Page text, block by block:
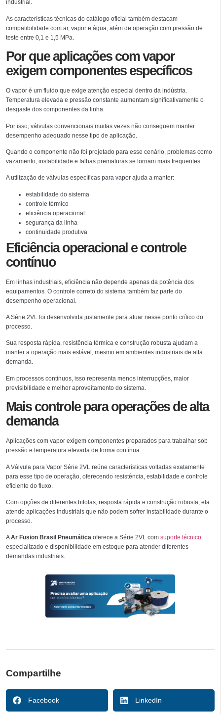
industrial.
As características técnicas do catálogo oficial também destacam
compatibilidade com ar, vapor e água, além de operação com pressão de
teste entre 0,1 e 1,5 MPa.
Por que aplicações com vapor
exigem componentes específicos
O vapor é um fluido que exige atenção especial dentro da indústria.
Temperatura elevada e pressão constante aumentam significativamente o
desgaste dos componentes da linha.
Por isso, válvulas convencionais muitas vezes não conseguem manter
desempenho adequado nesse tipo de aplicação.
Quando o componente não foi projetado para esse cenário, problemas como
vazamento, instabilidade e falhas prematuras se tornam mais frequentes.
A utilização de válvulas específicas para vapor ajuda a manter:
estabilidade do sistema
controle térmico
eficiência operacional
segurança da linha
continuidade produtiva
Eficiência operacional e controle
contínuo
Em linhas industriais, eficiência não depende apenas da potência dos
equipamentos. O controle correto do sistema também faz parte do
desempenho operacional.
A Série 2VL foi desenvolvida justamente para atuar nesse ponto crítico do
processo.
Sua resposta rápida, resistência térmica e construção robusta ajudam a
manter a operação mais estável, mesmo em ambientes industriais de alta
demanda.
Em processos contínuos, isso representa menos interrupções, maior
previsibilidade e melhor aproveitamento do sistema.
Mais controle para operações de alta
demanda
Aplicações com vapor exigem componentes preparados para trabalhar sob
pressão e temperatura elevada de forma contínua.
A Válvula para Vapor Série 2VL reúne características voltadas exatamente
para esse tipo de operação, oferecendo resistência, estabilidade e controle
eficiente do fluxo.
Com opções de diferentes bitolas, resposta rápida e construção robusta, ela
atende aplicações industriais que não podem sofrer instabilidade durante o
processo.
AAr Fusion Brasil Pneumática oferece a Série 2VL com suporte técnico
especializado e disponibilidade em estoque para atender diferentes
demandas industriais.
Compartilhe
Facebook LinkedIn